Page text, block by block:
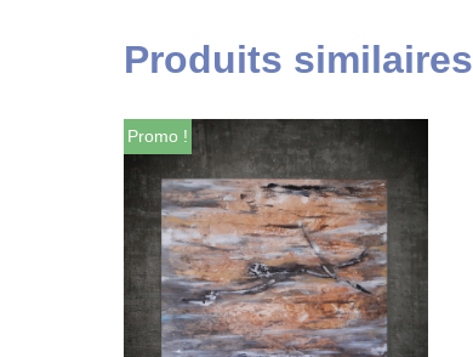
Produits similaires
Promo !